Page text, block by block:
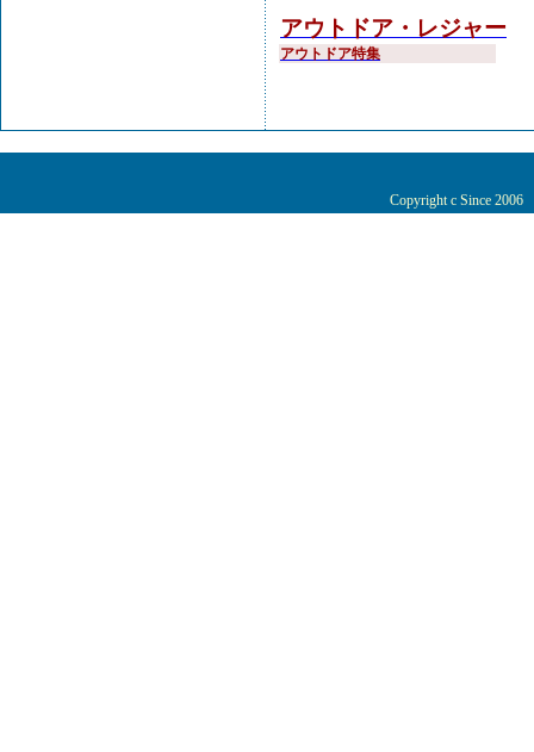
アウトドア・レジャー
アウトドア特集
Copyright c Since